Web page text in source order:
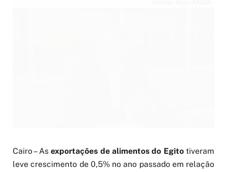
Cairo – Asexportações de alimentos do Egitotiveram
leve crescimento de 0,5% no ano passado em relação